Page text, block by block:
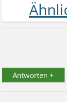
Antworten +